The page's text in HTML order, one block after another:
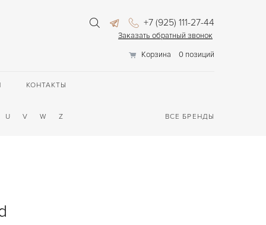
+7 (925) 111-27-44
Заказать обратный звонок
Корзина
0 позиций
КОНТАКТЫ
U V W Z ВСЕ БРЕНДЫ